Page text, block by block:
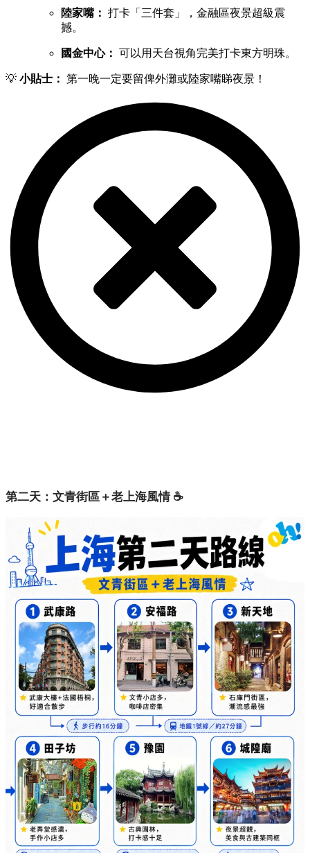
陸家嘴： 打卡「三件套」，金融區夜景超級震
撼。
國金中心： 可以用天台視角完美打卡東方明珠。
💡 小貼士： 第一晚一定要留俾外灘或陸家嘴睇夜景！
第二天：文青街區＋老上海風情 ☕